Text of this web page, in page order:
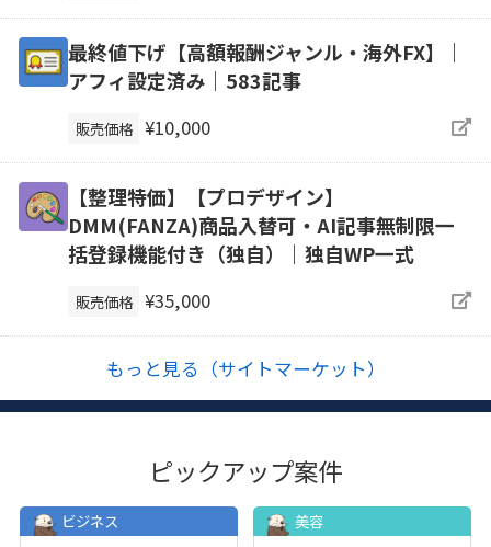
最終値下げ【高額報酬ジャンル・海外FX】｜
アフィ設定済み｜583記事
販売価格 ¥10,000
【整理特価】【プロデザイン】
DMM(FANZA)商品入替可・AI記事無制限一
括登録機能付き（独自）｜独自WP一式
販売価格 ¥35,000
もっと見る（サイトマーケット）
ピックアップ案件
ビジネス
美容